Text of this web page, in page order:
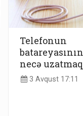
Telefonun
necə
3 Avqust 17:11